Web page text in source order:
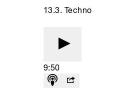
13.3. Techno
9:50